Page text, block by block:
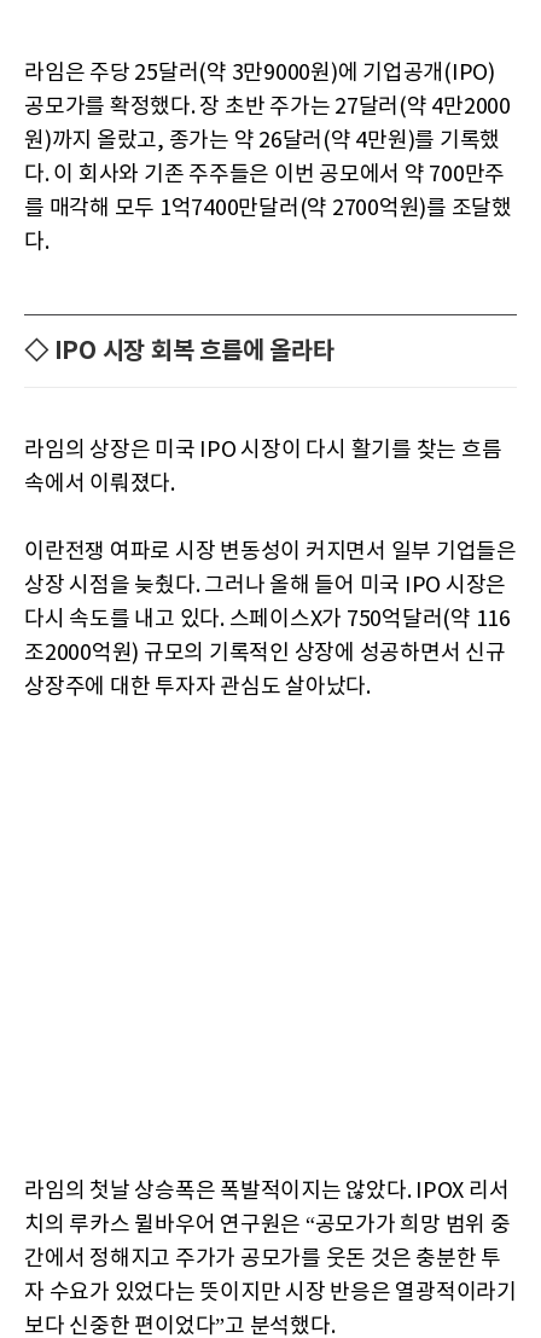
라임은 주당 25달러(약 3만9000원)에 기업공개(IPO)
공모가를 확정했다. 장 초반 주가는 27달러(약 4만2000
원)까지 올랐고, 종가는 약 26달러(약 4만원)를 기록했
다. 이 회사와 기존 주주들은 이번 공모에서 약 700만주
를 매각해 모두 1억7400만달러(약 2700억원)를 조달했
다.
◇ IPO 시장 회복 흐름에 올라타
라임의 상장은 미국 IPO 시장이 다시 활기를 찾는 흐름
속에서 이뤄졌다.
이란전쟁 여파로 시장 변동성이 커지면서 일부 기업들은
상장 시점을 늦췄다. 그러나 올해 들어 미국 IPO 시장은
다시 속도를 내고 있다. 스페이스X가 750억달러(약 116
조2000억원) 규모의 기록적인 상장에 성공하면서 신규
상장주에 대한 투자자 관심도 살아났다.
라임의 첫날 상승폭은 폭발적이지는 않았다. IPOX 리서
치의 루카스 뮐바우어 연구원은 “공모가가 희망 범위 중
간에서 정해지고 주가가 공모가를 웃돈 것은 충분한 투
자 수요가 있었다는 뜻이지만 시장 반응은 열광적이라기
보다 신중한 편이었다”고 분석했다.